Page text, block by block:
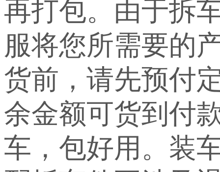
再打包。由于拆
服将您所需要的
货前，请先预付
余金额可货到付
车，包好用。装